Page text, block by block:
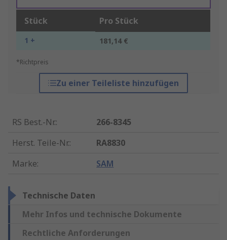
Stück Pro Stück
1 + 181,14 €
*Richtpreis
Zu einer Teileliste hinzufügen
RS Best.-Nr.:
266-8345
Herst. Teile-Nr.:
RA8830
Marke: SAM
Technische Daten
Mehr Infos und technische Dokumente
Rechtliche Anforderungen